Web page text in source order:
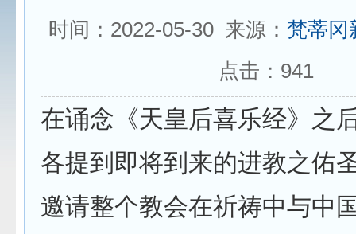
时间：2022-05-30 来源： 梵蒂冈
点击： 941
在诵念《天皇后喜乐经》之
各提到即将到来的进教之佑
邀请整个教会在祈祷中与中